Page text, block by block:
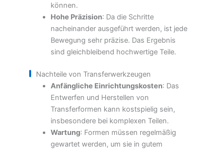
können.
Hohe Präzision: Da die Schritte
nacheinander ausgeführt werden, ist jede
Bewegung sehr präzise. Das Ergebnis
sind gleichbleibend hochwertige Teile.
Nachteile von Transferwerkzeugen
Anfängliche Einrichtungskosten: Das
Entwerfen und Herstellen von
Transferformen kann kostspielig sein,
insbesondere bei komplexen Teilen.
Wartung: Formen müssen regelmäßig
gewartet werden, um sie in gutem